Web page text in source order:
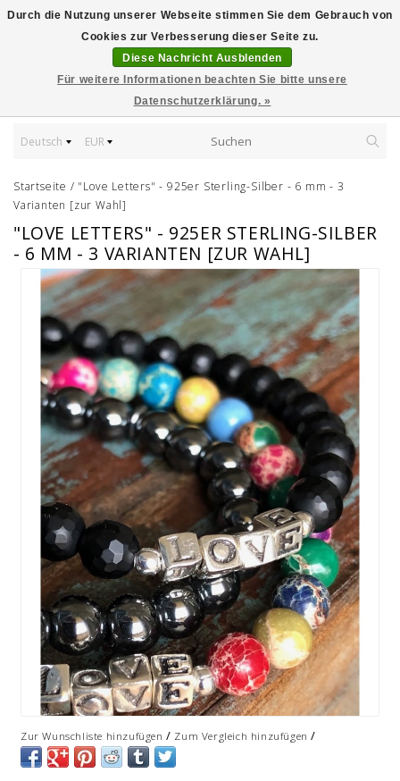
Deutsch EUR
Startseite / "Love Letters" - 925er Sterling-Silber - 6 mm - 3
Varianten [zur Wahl]
"LOVE LETTERS" - 925ER STERLING-SILBER
- 6 MM - 3 VARIANTEN [ZUR WAHL]
Zur Wunschliste hinzufügen / Zum Vergleich hinzufügen /
Durch die Nutzung unserer Webseite stimmen Sie dem Gebrauch von
Cookies zur Verbesserung dieser Seite zu.
Diese Nachricht Ausblenden
Für weitere Informationen beachten Sie bitte unsere
Datenschutzerklärung. »